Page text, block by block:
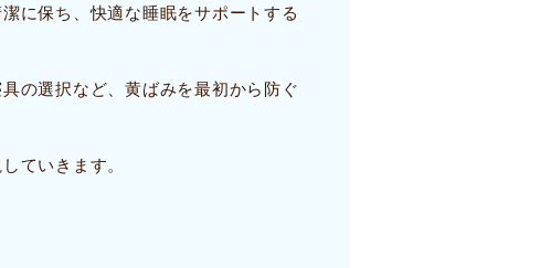
に保ち、快適な睡眠をサポートする
の選択など、黄ばみを最初から防ぐ
ていきます。